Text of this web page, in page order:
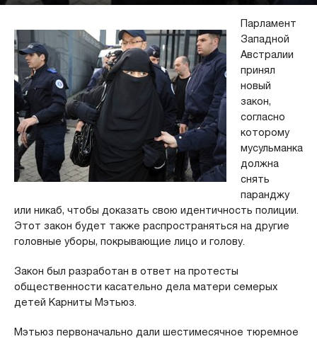
Парламент
Западной
Австралии
принял
новый
закон,
согласно
которому
мусульманка
должна
снять
паранджу
или никаб, чтобы доказать свою идентичность полиции.
Этот закон будет также распространяться на другие
головные уборы, покрывающие лицо и голову.
Закон был разработан в ответ на протесты
общественности касательно дела матери семерых
детей Карниты Mэтьюз.
Мэтьюз первоначально дали шестимесячное тюремное